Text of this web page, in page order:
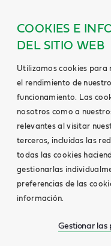
COOKIES E
DEL SITIO WEB
Utilizamos cookies para
el rendimiento de
funcionamiento. Las
nosotros como a
relevantes al visitar
terceros, incluidas las
todas las cookies
gestionarlas
preferencias de las
información.
Gestionar las